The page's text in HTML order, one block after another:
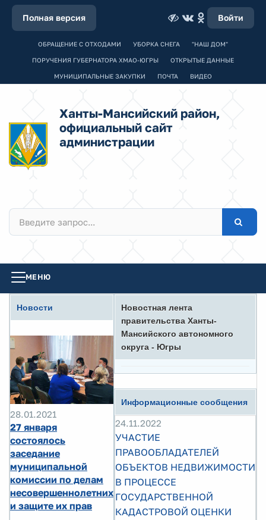
Полная версия Войти
ОБРАЩЕНИЕ С ОТХОДАМИ УБОРКА СНЕГА "НАШ ДОМ"
ПОРУЧЕНИЯ ГУБЕРНАТОРА ХМАО-ЮГРЫ ОТКРЫТЫЕ ДАННЫЕ
МУНИЦИПАЛЬНЫЕ ЗАКУПКИ ПОЧТА ВИДЕО
Ханты-Мансийский район,
официальный сайт
администрации
МЕНЮ
Новости
28.01.2021
27 января
состоялось
заседание
муниципальной
комиссии по делам
несовершеннолетних
и защите их прав
Новостная лента
правительства Ханты-
Мансийского автономного
округа - Югры
Информационные сообщения
24.11.2022
УЧАСТИЕ
ПРАВООБЛАДАТЕЛЕЙ
ОБЪЕКТОВ НЕДВИЖИМОСТИ
В ПРОЦЕССЕ
ГОСУДАРСТВЕННОЙ
КАДАСТРОВОЙ ОЦЕНКИ